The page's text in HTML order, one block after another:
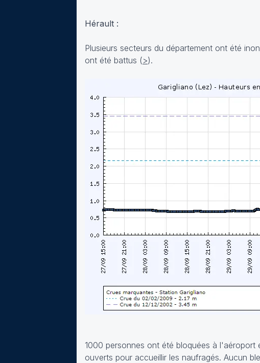
Hérault :
Plusieurs secteurs du département ont été
ont été battus (>).
1000 personnes ont été bloquées à
ouverts pour accueillir les naufragés. Aucun